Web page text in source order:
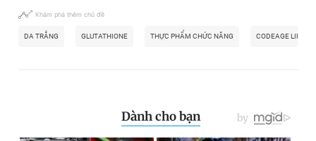
Khám phá thêm chủ đề
DA TRẮNG GLUTATHIONE THỰC PHẨM CHỨC NĂNG CODEAGE